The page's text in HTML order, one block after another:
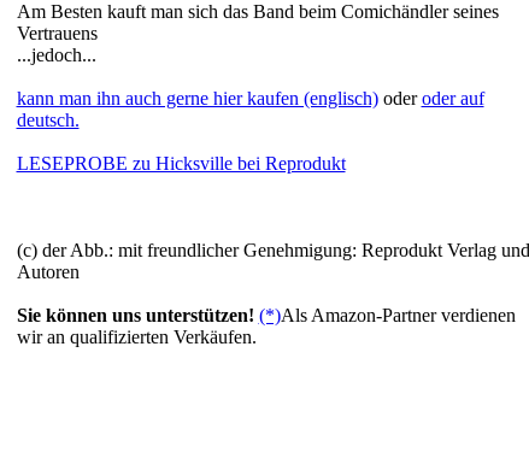
Am Besten kauft man sich das Band beim Comichändler seines
Vertrauens
...jedoch...
kann man ihn auch gerne hier kaufen (englisch)oderoder auf
deutsch.
LESEPROBE zu Hicksville bei Reprodukt
(c) der Abb.: mit freundlicher Genehmigung: Reprodukt Verlag und
Autoren
Sie können uns unterstützen! (*)Als Amazon-Partner verdienen
wir an qualifizierten Verkäufen.